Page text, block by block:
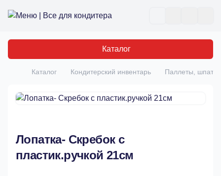
Все для кондитера
Каталог
Главная
Каталог Кондитерский инвентарь Паллеты,
Лопатка- Скребок с
пластик.ручкой 21см